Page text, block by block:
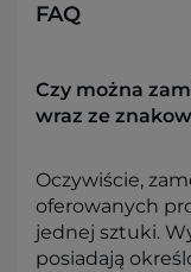
FAQ
Czy można
wraz ze
Oczywiście,
oferowanych
jednej sztuki.
posiadają